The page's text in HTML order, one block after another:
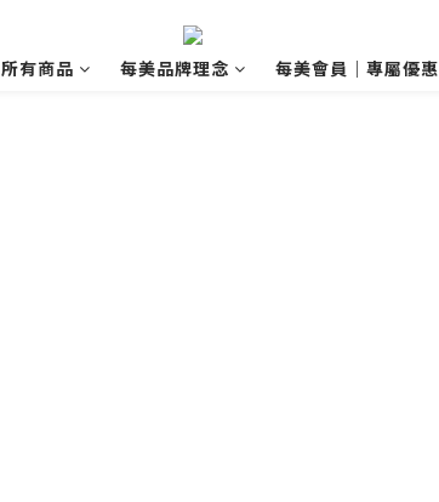
所有商品 每美品牌理念 每美會員｜專屬優惠